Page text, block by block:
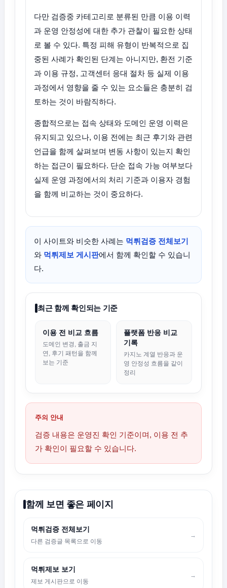
다만 검증중 카테고리로 분류된 만큼 이용 이력
과 운영 안정성에 대한 추가 관찰이 필요한 상태
로 볼 수 있다. 특정 피해 유형이 반복적으로 집
중된 사례가 확인된 단계는 아니지만, 환전 기준
과 이용 규정, 고객센터 응대 절차 등 실제 이용
과정에서 영향을 줄 수 있는 요소들은 충분히 검
토하는 것이 바람직하다.
종합적으로는 접속 상태와 도메인 운영 이력은
유지되고 있으나, 이용 전에는 최근 후기와 관련
언급을 함께 살펴보며 변동 사항이 있는지 확인
하는 접근이 필요하다. 단순 접속 가능 여부보다
실제 운영 과정에서의 처리 기준과 이용자 경험
을 함께 비교하는 것이 중요하다.
이 사이트와 비슷한 사례는 먹튀검증 전체보기
와 먹튀제보 게시판에서 함께 확인할 수 있습니
다.
최근 함께 확인되는 기준
이용 전 비교 흐름
도메인 변경, 출금 지
연, 후기 패턴을 함께
보는 기준
플랫폼 반응 비교
기록
카지노 계열 반응과 운
영 안정성 흐름을 같이
정리
주의 안내
검증 내용은 운영진 확인 기준이며, 이용 전 추
가 확인이 필요할 수 있습니다.
함께 보면 좋은 페이지
먹튀검증 전체보기
다른 검증글 목록으로 이동
→
먹튀제보 보기
제보 게시판으로 이동
→